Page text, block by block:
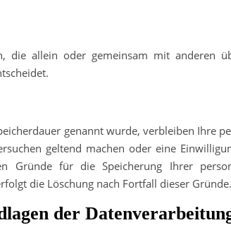
die allein oder gemeinsam mit anderen
genannt wurde, verbleiben Ihre
geltend machen oder eine
Gründe für die Speicherung Ihrer
die Löschung nach Fortfall dieser Gründe.
der